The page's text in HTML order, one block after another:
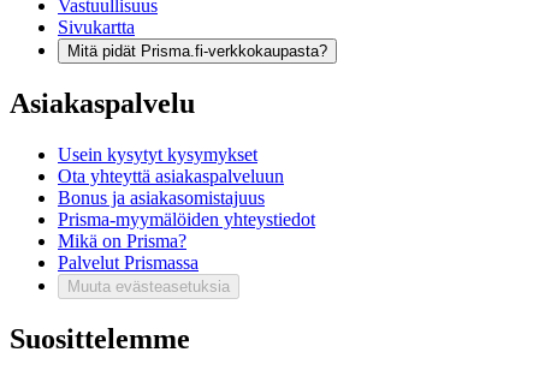
Vastuullisuus
Sivukartta
Mitä pidät Prisma.fi-verkkokaupasta?
Asiakaspalvelu
Usein kysytyt kysymykset
Ota yhteyttä asiakaspalveluun
Bonus ja asiakasomistajuus
Prisma-myymälöiden yhteystiedot
Mikä on Prisma?
Palvelut Prismassa
Muuta evästeasetuksia
Suosittelemme